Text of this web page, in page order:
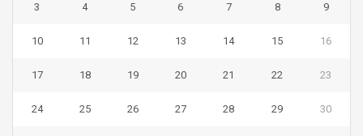
3 4 5 6 7 8 9
10 11 12 13 14 15 16
17 18 19 20 21 22 23
24 25 26 27 28 29 30